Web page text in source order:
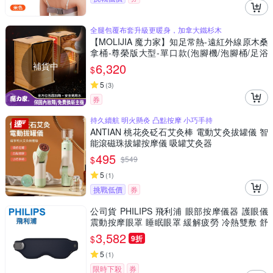
補貨中
全腿包覆布套升級更暖身，加拿大鐵杉木
【MOLIJIA 魔力家】知足常熱-遠紅外線原木桑
拿桶-尊榮版大型-單口款(泡腳機/泡腳桶/足浴
機/蒸腳機/烘腳機/暖腳機)
$6,320
5 (3)
券
持久續航 明火懸灸 凸點按摩 小巧手持
ANTIAN 桃花灸砭石艾灸棒 電動艾灸拔罐儀 智
能滾磁珠拔罐按摩儀 吸罐艾灸器
$495 $549
5 (1)
挑戰低價 券
公司貨 PHILIPS 飛利浦 眼部按摩儀器 護眼儀
震動按摩眼罩 睡眠眼罩 緩解疲勞 冷熱雙敷 舒
緩眼部疲勞 方便攜帶
$3,582 9折
5 (1)
限時下殺 券